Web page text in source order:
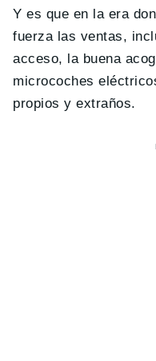
Y es que en la era
fuerza las ventas,
acceso, la buena
microcoches
propios y extraños.